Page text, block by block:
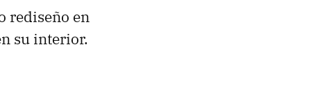
rediseño en
su interior.